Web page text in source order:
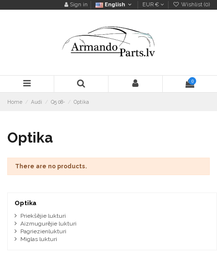
Sign in English EUR € Wishlist (0)
0
Home Audi Q5 08- Optika
Optika
There are no products.
Optika
Priekšējie lukturi
Aizmugurējie lukturi
Pagriezienlukturi
Miglas lukturi